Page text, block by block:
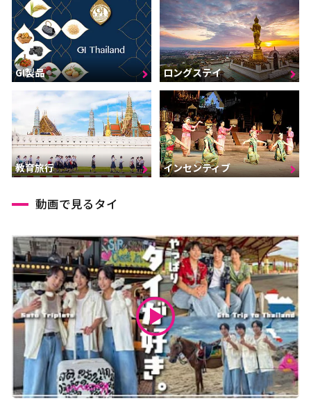
GI製品 ロングステイ
教育旅行 インセンティブ
動画で見るタイ